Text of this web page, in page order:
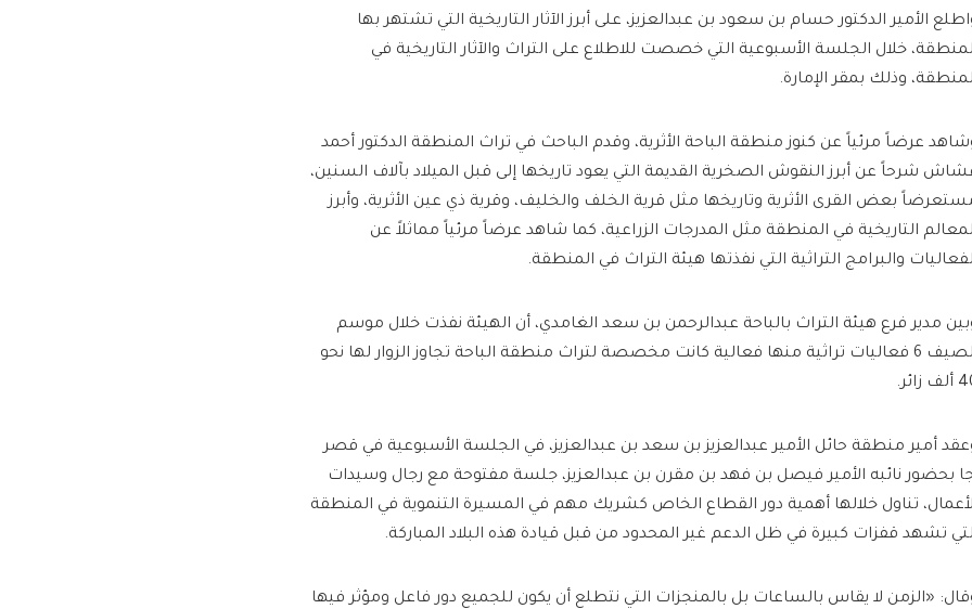
الأمير الدكتور حسام بن سعود بن عبدالعزيز، على أبرز الآثار التاريخية التي تشتهر بها
خلال الجلسة الأسبوعية التي خصصت للاطلاع على التراث والآثار التاريخية في
وذلك بمقر الإمارة.
عرضاً مرئياً عن كنوز منطقة الباحة الأثرية، وقدم الباحث في تراث المنطقة الدكتور أحمد
شرحاً عن أبرز النقوش الصخرية القديمة التي يعود تاريخها إلى قبل الميلاد بآلاف السنين،
بعض القرى الأثرية وتاريخها مثل قرية الخلف والخليف، وقرية ذي عين الأثرية، وأبرز
التاريخية في المنطقة مثل المدرجات الزراعية، كما شاهد عرضاً مرئياً مماثلاً عن
والبرامج التراثية التي نفذتها هيئة التراث في المنطقة.
مدير فرع هيئة التراث بالباحة عبدالرحمن بن سعد الغامدي، أن الهيئة نفذت خلال موسم
الصيف 6 فعاليات تراثية منها فعالية كانت مخصصة لتراث منطقة الباحة تجاوز الزوار لها نحو
زائر.
أمير منطقة حائل الأمير عبدالعزيز بن سعد بن عبدالعزيز، في الجلسة الأسبوعية في قصر
بحضور نائبه الأمير فيصل بن فهد بن مقرن بن عبدالعزيز، جلسة مفتوحة مع رجال وسيدات
تناول خلالها أهمية دور القطاع الخاص كشريك مهم في المسيرة التنموية في المنطقة
تشهد قفزات كبيرة في ظل الدعم غير المحدود من قبل قيادة هذه البلاد المباركة.
«الزمن لا يقاس بالساعات بل بالمنجزات التي نتطلع أن يكون للجميع دور فاعل ومؤثر فيها